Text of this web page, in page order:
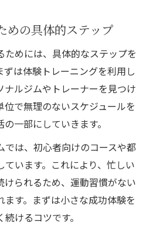
めの具体的ステップ
めには、具体的なステップを
は体験トレーニングを利用し
ナルジムやトレーナーを見つけ
位で無理のないスケジュールを
一部にしていきます。
では、初心者向けのコースや都
います。これにより、忙しい
けられるため、運動習慣がない
ます。まずは小さな成功体験を
けるコツです。